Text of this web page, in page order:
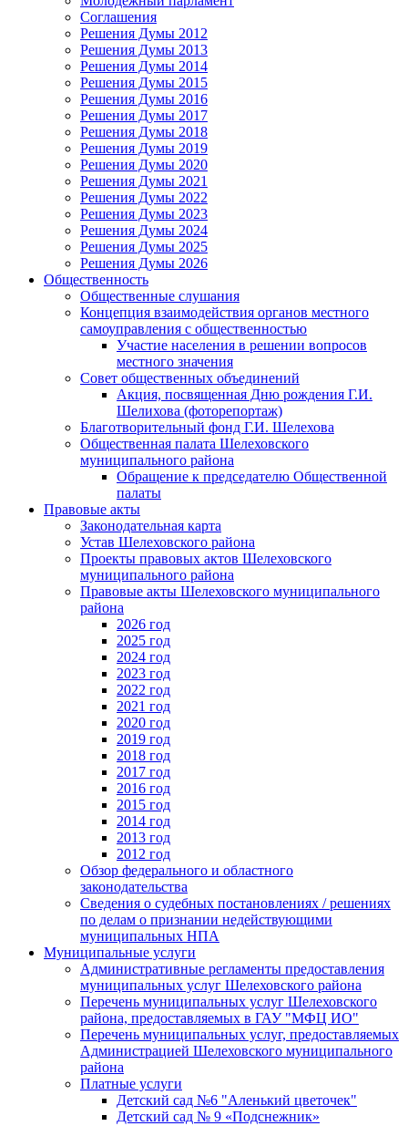
Соглашения
Решения Думы 2012
Решения Думы 2013
Решения Думы 2014
Решения Думы 2015
Решения Думы 2016
Решения Думы 2017
Решения Думы 2018
Решения Думы 2019
Решения Думы 2020
Решения Думы 2021
Решения Думы 2022
Решения Думы 2023
Решения Думы 2024
Решения Думы 2025
Решения Думы 2026
Общественность
Общественные слушания
Концепция взаимодействия органов местного
самоуправления с общественностью
Участие населения в решении вопросов
местного значения
Совет общественных объединений
Акция, посвященная Дню рождения Г.И.
Шелихова (фоторепортаж)
Благотворительный фонд Г.И. Шелехова
Общественная палата Шелеховского
муниципального района
Обращение к председателю Общественной
палаты
Правовые акты
Законодательная карта
Устав Шелеховского района
Проекты правовых актов Шелеховского
муниципального района
Правовые акты Шелеховского муниципального
района
2026 год
2025 год
2024 год
2023 год
2022 год
2021 год
2020 год
2019 год
2018 год
2017 год
2016 год
2015 год
2014 год
2013 год
2012 год
Обзор федерального и областного
законодательства
Сведения о судебных постановлениях / решениях
по делам о признании недействующими
муниципальных НПА
Муниципальные услуги
Административные регламенты предоставления
муниципальных услуг Шелеховского района
Перечень муниципальных услуг Шелеховского
района, предоставляемых в ГАУ "МФЦ ИО"
Перечень муниципальных услуг, предоставляемых
Администрацией Шелеховского муниципального
района
Платные услуги
Детский сад №6 "Аленький цветочек"
Детский сад № 9 «Подснежник»